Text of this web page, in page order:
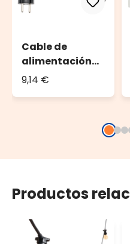
Cable de
alimentación
VINTAGE LED
9,14 €
Productos